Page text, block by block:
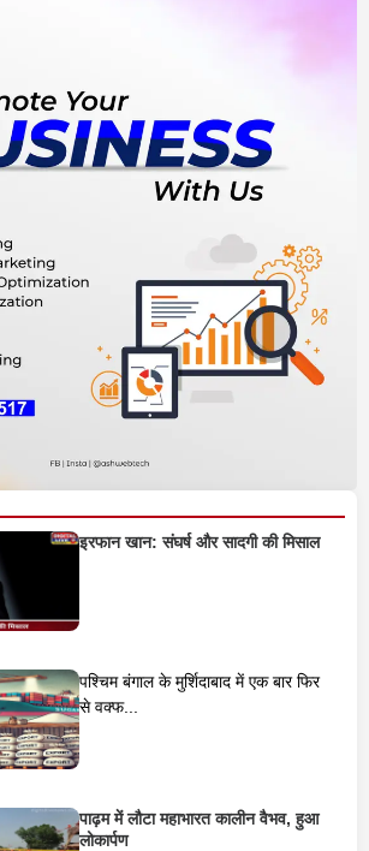
इरफान खान: संघर्ष और सादगी की मिसाल
पश्चिम बंगाल के मुर्शिदाबाद में एक बार फिर
से वक्फ...
पाढ़म में लौटा महाभारत कालीन वैभव, हुआ
लोकार्पण